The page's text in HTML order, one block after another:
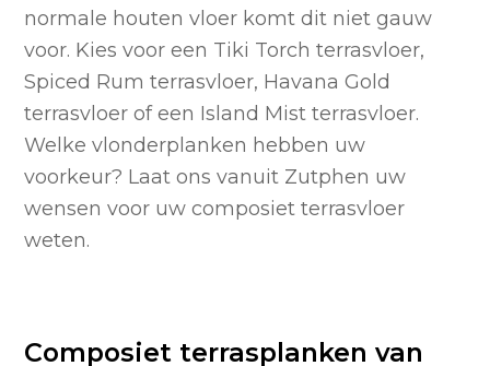
normale houten vloer komt dit niet gauw
voor. Kies voor een Tiki Torch terrasvloer,
Spiced Rum terrasvloer, Havana Gold
terrasvloer of een Island Mist terrasvloer.
Welke vlonderplanken hebben uw
voorkeur? Laat ons vanuit Zutphen uw
wensen voor uw composiet terrasvloer
weten.
Composiet terrasplanken van